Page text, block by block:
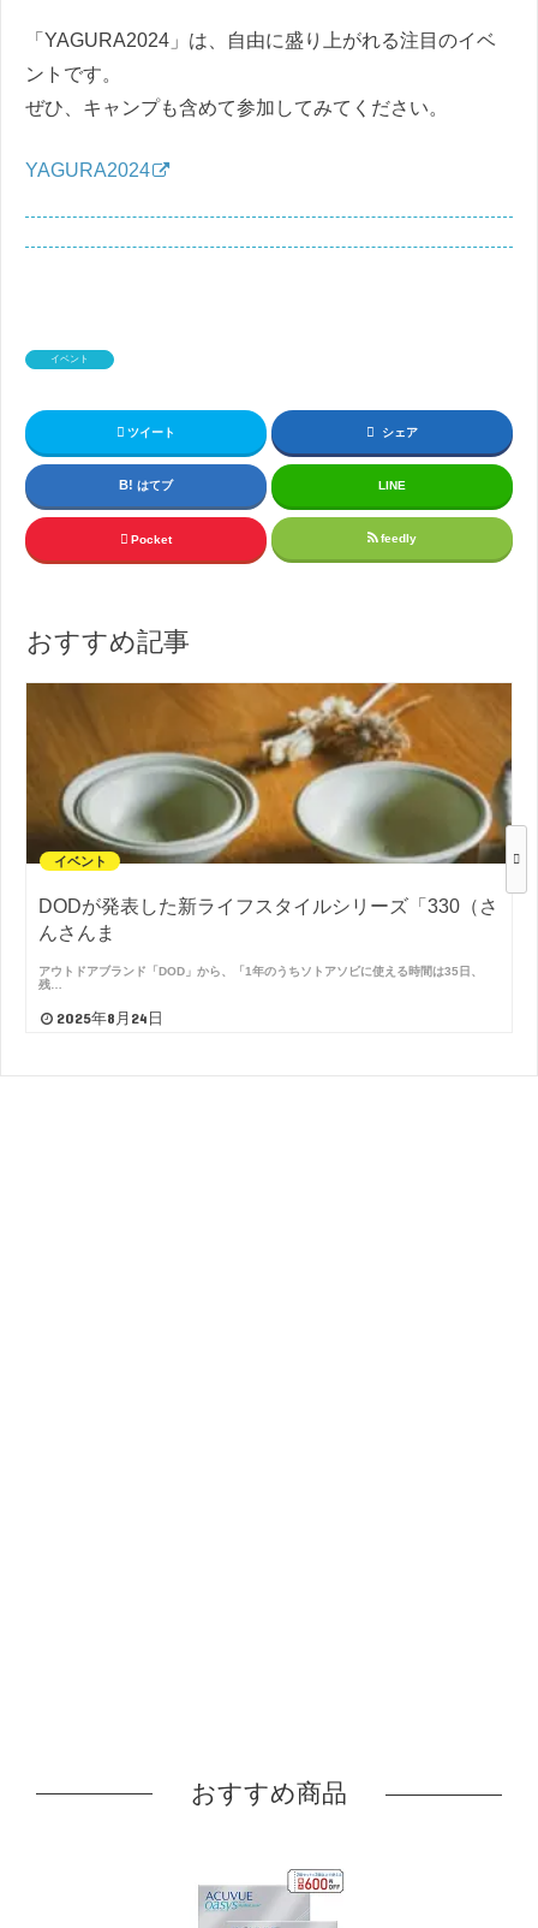
「YAGURA2024」は、自由に盛り上がれる注目のイベ
ントです。
ぜひ、キャンプも含めて参加してみてください。
YAGURA2024
イベント
ツイート シェア
はてブ LINE
Pocket feedly
おすすめ記事
イベント
DODが発表した新ライフスタイルシリーズ「330（さ
んさんま
アウトドアブランド「DOD」から、「1年のうちソトアソビに使える時間は35日、
残…
2025年8月24日
おすすめ商品